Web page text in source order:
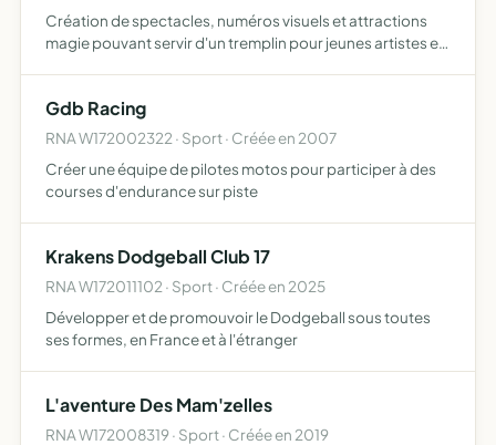
Création de spectacles, numéros visuels et attractions
magie pouvant servir d'un tremplin pour jeunes artistes et
Gdb Racing
RNA W172002322 · Sport · Créée en 2007
Créer une équipe de pilotes motos pour participer à des
courses d'endurance sur piste
Krakens Dodgeball Club 17
RNA W172011102 · Sport · Créée en 2025
Développer et de promouvoir le Dodgeball sous toutes
ses formes, en France et à l'étranger
L'aventure Des Mam'zelles
RNA W172008319 · Sport · Créée en 2019